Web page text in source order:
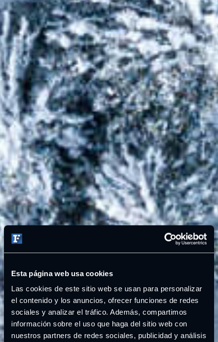
Esta página web usa cookies
Las cookies de este sitio web se usan para personalizar
el contenido y los anuncios, ofrecer funciones de redes
sociales y analizar el tráfico. Además, compartimos
información sobre el uso que haga del sitio web con
nuestros partners de redes sociales, publicidad y análisis